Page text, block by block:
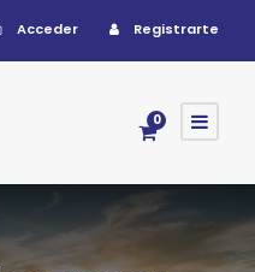
Acceder Registrarte
0